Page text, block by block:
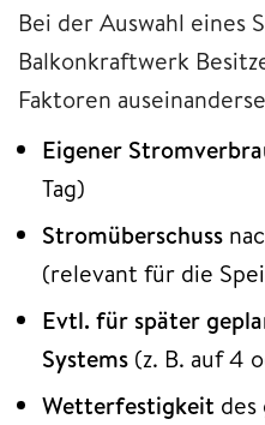
Bei der Auswahl eines
Balkonkraftwerk
Faktoren
Eigener
Tag)
Stromüberschuss
(relevant für die
Evtl. für später
Systems (z. B. auf 4
Wetterfestigkeit